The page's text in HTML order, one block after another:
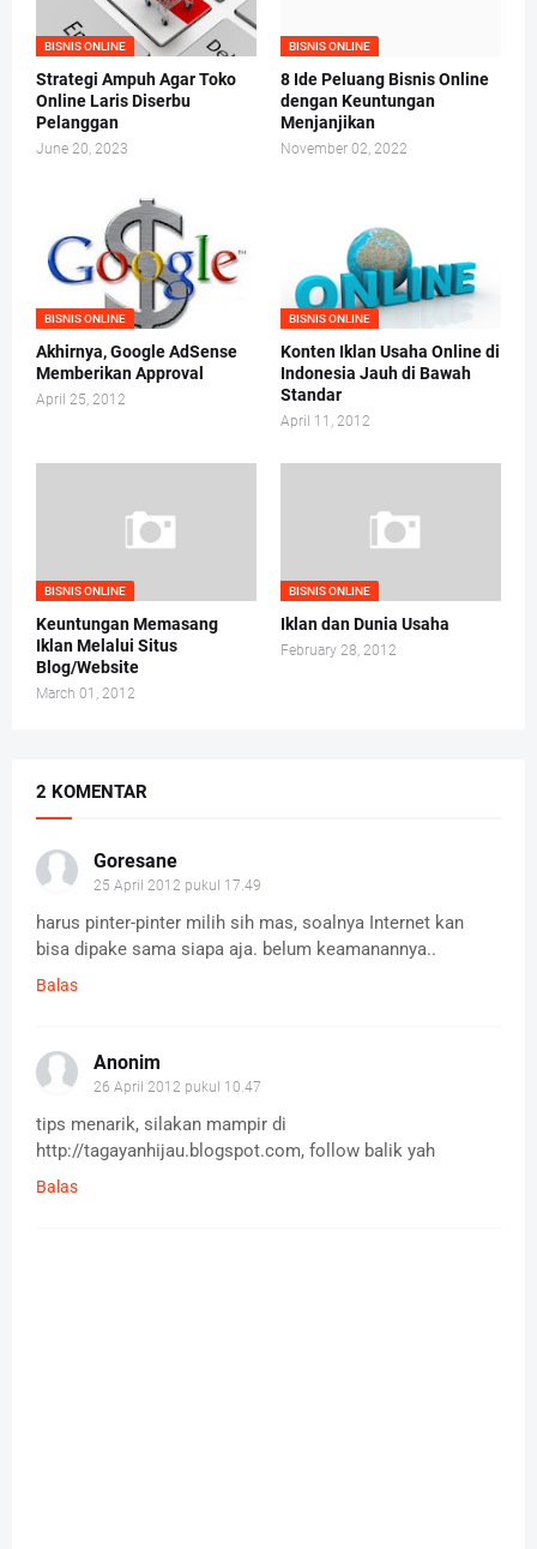
BISNIS ONLINE
Strategi Ampuh Agar Toko
Online Laris Diserbu
Pelanggan
June 20, 2023
BISNIS ONLINE
8 Ide Peluang Bisnis Online
dengan Keuntungan
Menjanjikan
November 02, 2022
BISNIS ONLINE
Akhirnya, Google AdSense
Memberikan Approval
April 25, 2012
BISNIS ONLINE
Konten Iklan Usaha Online di
Indonesia Jauh di Bawah
Standar
April 11, 2012
BISNIS ONLINE
Keuntungan Memasang
Iklan Melalui Situs
Blog/Website
March 01, 2012
BISNIS ONLINE
Iklan dan Dunia Usaha
February 28, 2012
2 KOMENTAR
Goresane
25 April 2012 pukul 17.49
harus pinter-pinter milih sih mas, soalnya Internet kan
bisa dipake sama siapa aja. belum keamanannya..
Balas
Anonim
26 April 2012 pukul 10.47
tips menarik, silakan mampir di
http://tagayanhijau.blogspot.com, follow balik yah
Balas